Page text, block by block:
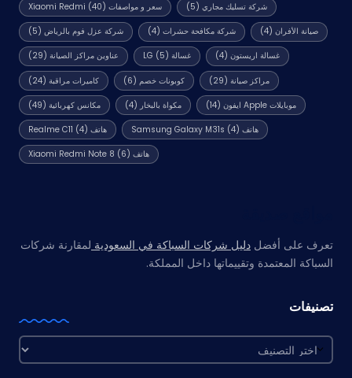
سعر و مواصفات Xiaomi Redmi (40) شركة تسليك مجاري (5)
شركة عزل فوم بالرياض(5) شركة مكافحة حشرات (4) صيانة الأفران (4)
عناوين مراكز الصيانة(29) غسالة LG (5) غسالة اريستون (4)
كاميرات مراقبة(24) كوبونات خصم (6) مراكز صيانة (29)
مكانس كهربائية(49) مكواة بالبخار (4) موبايلات Apple ايفون (14)
هاتف Realme C11 (4) هاتف Samsung Galaxy M31s (4)
هاتف Xiaomi Redmi Note 8 (6)
تعرف على أفضل دليل شركات السباكة في السعودية لمقارنة شركات
السباكة المعتمدة وتقييماتها داخل المملكة.
تصنيفات
تصنيفات